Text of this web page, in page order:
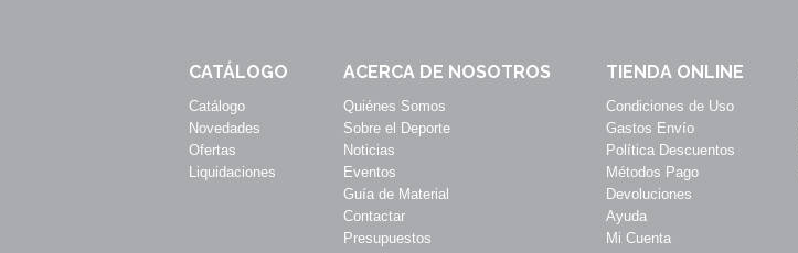
CATÁLOGO
Catálogo
Novedades
Ofertas
Liquidaciones
ACERCA DE NOSOTROS
Quiénes Somos
Sobre el Deporte
Noticias
Eventos
Guía de Material
Contactar
Presupuestos
TIENDA ONLINE
Condiciones de Uso
Gastos Envío
Política Descuentos
Métodos Pago
Devoluciones
Ayuda
Mi Cuenta